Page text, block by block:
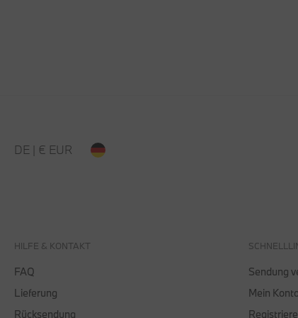
DE | € EUR
HILFE & KONTAKT
FAQ
Lieferung
Rücksendung
Sendung
Mein Konto